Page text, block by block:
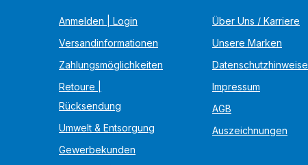
Anmelden | Login
Versandinformationen
Zahlungsmöglichkeiten
Retoure |
Rücksendung
Umwelt & Entsorgung
Gewerbekunden
Über Uns / Karriere
Unsere Marken
Datenschutzhinweise
Impressum
AGB
Auszeichnungen